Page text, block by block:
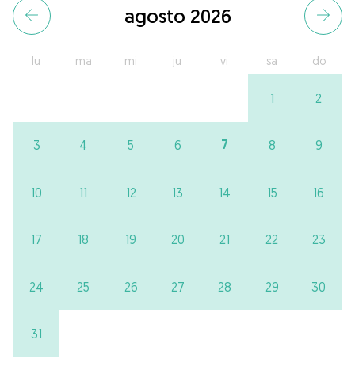
agosto 2026
lu ma mi ju vi sa do
1 2
3 4 5 6 7 8 9
10 11 12 13 14 15 16
17 18 19 20 21 22 23
24 25 26 27 28 29 30
31